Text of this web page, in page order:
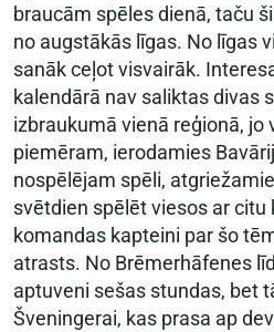
braucām spēles dienā, taču
no augstākās līgas. No līgas
sanāk ceļot visvairāk.
kalendārā nav saliktas divas
izbraukumā vienā reģionā, jo
piemēram, ierodamies
nospēlējam spēli,
svētdien spēlēt viesos ar citu
komandas kapteini par šo
atrasts. No Brēmerhāfenes
aptuveni sešas stundas, bet
Šveningerai, kas prasa ap